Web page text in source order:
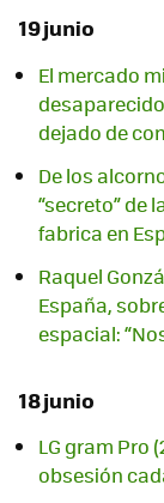
19 junio
El mercado
dejado de
De los
“secreto” de
fabrica en
Raquel
España,
espacial:
18 junio
LG gram Pro
obsesión